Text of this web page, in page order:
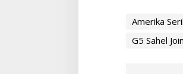
Amerika
G5 Sahel